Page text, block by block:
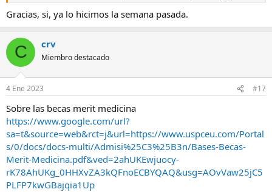
Gracias, si, ya lo hicimos la semana pasada.
C crv
Miembro destacado
4 Ene 2023 #17
Sobre las becas merit medicina
https://www.google.com/url?
sa=t&source=web&rct=j&url=https://www.uspceu.com/Portal
s/0/docs/docs-multi/Admisi%25C3%25B3n/Bases-Becas-
Merit-Medicina.pdf&ved=2ahUKEwjuocy-
rK78AhUKg_0HHXvZA3kQFnoECBYQAQ&usg=AOvVaw25jC5
PLFP7kwGBajqia1Up